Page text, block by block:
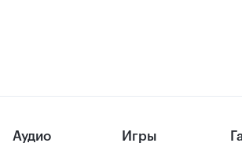
Аудио Игры